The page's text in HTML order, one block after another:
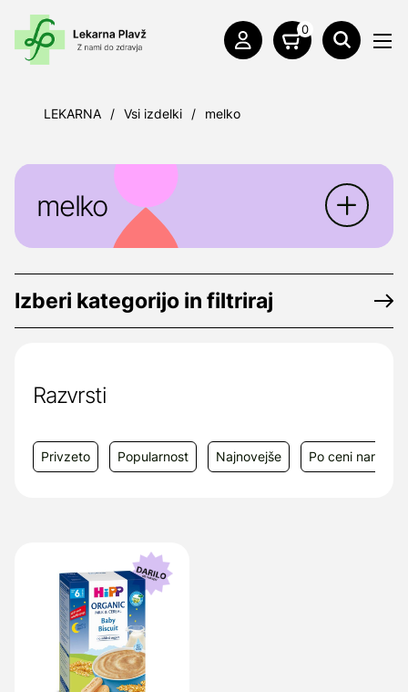
0
LEKARNA / Vsi izdelki / melko
melko
Izberi kategorijo in filtriraj
Razvrsti
Privzeto Popularnost Najnovejše Po ceni